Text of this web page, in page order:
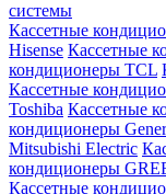
системы
Кассетные
Hisense Кассетные
кондиционеры TCL
Кассетные
Toshiba Кассетные
кондиционеры
Mitsubishi Electric
кондиционеры
Кассетные